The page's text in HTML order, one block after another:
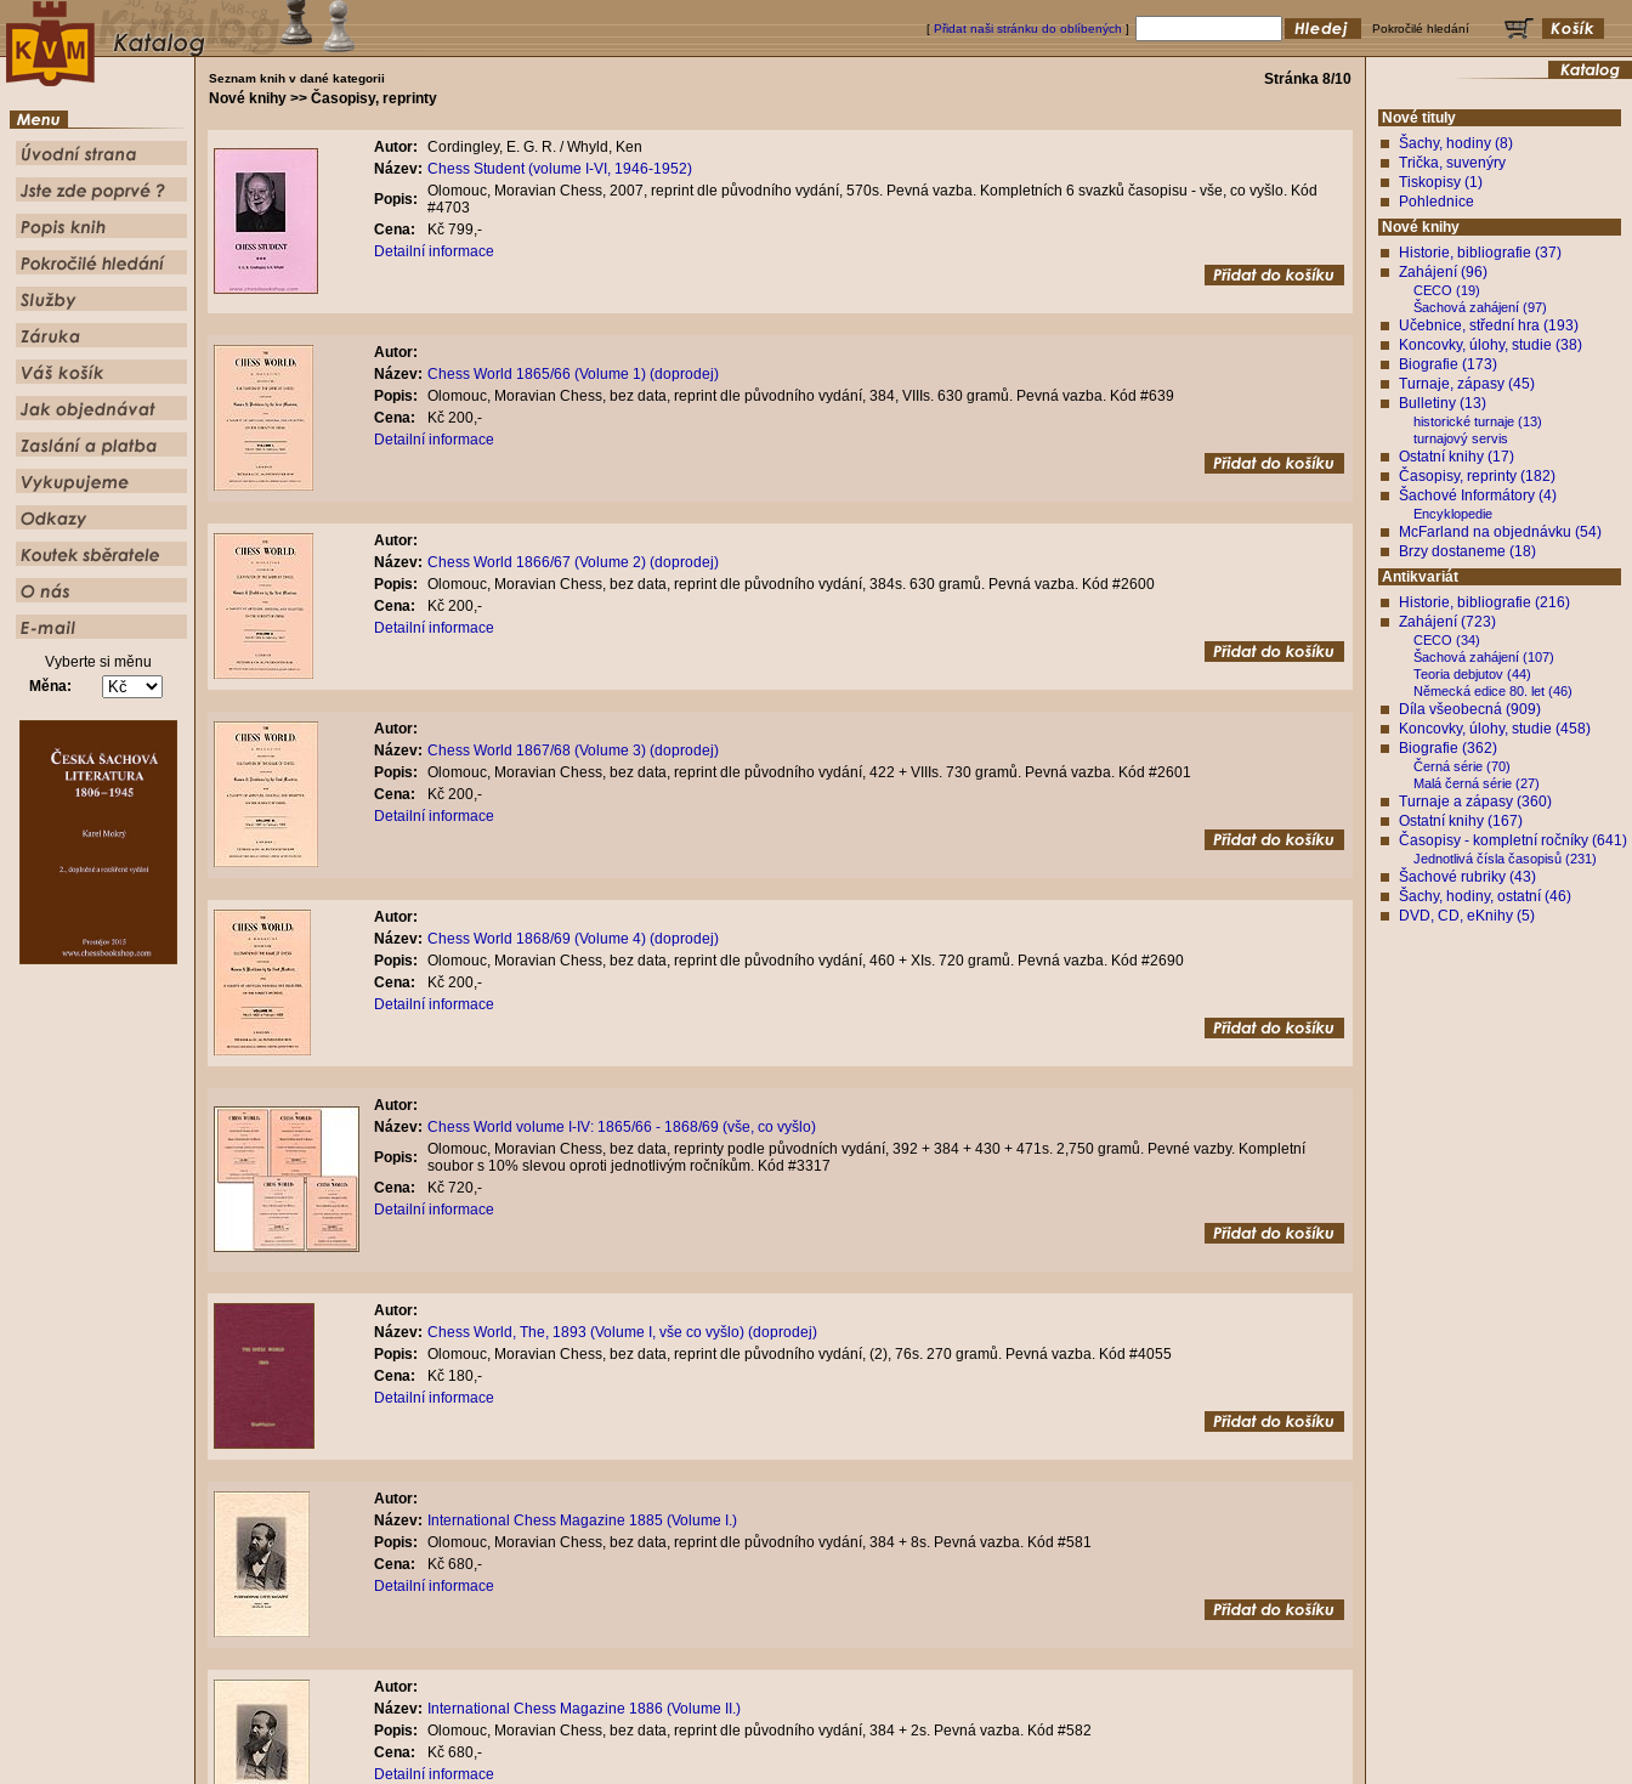
[ Přidat naši stránku do oblíbených ] Pokročilé hledání
Vyberte si měnu
Měna:
Seznam knih v dané kategorii
Stránka 8/10
Nové knihy >> Časopisy, reprinty
Autor:
Cordingley, E. G. R. / Whyld, Ken
Název: Chess Student (volume I-VI, 1946-1952)
Popis:
Olomouc, Moravian Chess, 2007, reprint dle původního vydání, 570s. Pevná vazba. Kompletních 6 svazků časopisu - vše, co vyšlo. Kód
#4703
Cena:
Kč 799,-
Detailní informace
Autor:
Název: Chess World 1865/66 (Volume 1) (doprodej)
Popis:
Olomouc, Moravian Chess, bez data, reprint dle původního vydání, 384, VIIIs. 630 gramů. Pevná vazba. Kód #639
Cena:
Kč 200,-
Detailní informace
Autor:
Název: Chess World 1866/67 (Volume 2) (doprodej)
Popis:
Olomouc, Moravian Chess, bez data, reprint dle původního vydání, 384s. 630 gramů. Pevná vazba. Kód #2600
Cena:
Kč 200,-
Detailní informace
Autor:
Název: Chess World 1867/68 (Volume 3) (doprodej)
Popis:
Olomouc, Moravian Chess, bez data, reprint dle původního vydání, 422 + VIIIs. 730 gramů. Pevná vazba. Kód #2601
Cena:
Kč 200,-
Detailní informace
Autor:
Název: Chess World 1868/69 (Volume 4) (doprodej)
Popis:
Olomouc, Moravian Chess, bez data, reprint dle původního vydání, 460 + XIs. 720 gramů. Pevná vazba. Kód #2690
Cena:
Kč 200,-
Detailní informace
Autor:
Název: Chess World volume I-IV: 1865/66 - 1868/69 (vše, co vyšlo)
Popis:
Olomouc, Moravian Chess, bez data, reprinty podle původních vydání, 392 + 384 + 430 + 471s. 2,750 gramů. Pevné vazby. Kompletní
soubor s 10% slevou oproti jednotlivým ročníkům. Kód #3317
Cena:
Kč 720,-
Detailní informace
Autor:
Název: Chess World, The, 1893 (Volume I, vše co vyšlo) (doprodej)
Popis:
Olomouc, Moravian Chess, bez data, reprint dle původního vydání, (2), 76s. 270 gramů. Pevná vazba. Kód #4055
Cena:
Kč 180,-
Detailní informace
Autor:
Název: International Chess Magazine 1885 (Volume I.)
Popis:
Olomouc, Moravian Chess, bez data, reprint dle původního vydání, 384 + 8s. Pevná vazba. Kód #581
Cena:
Kč 680,-
Detailní informace
Autor:
Název: International Chess Magazine 1886 (Volume II.)
Popis:
Olomouc, Moravian Chess, bez data, reprint dle původního vydání, 384 + 2s. Pevná vazba. Kód #582
Cena:
Kč 680,-
Detailní informace
Nové tituly
Šachy, hodiny (8)
Trička, suvenýry
Tiskopisy (1)
Pohlednice
Nové knihy
Historie, bibliografie (37)
Zahájení (96)
CECO (19)
Šachová zahájení (97)
Učebnice, střední hra (193)
Koncovky, úlohy, studie (38)
Biografie (173)
Turnaje, zápasy (45)
Bulletiny (13)
historické turnaje (13)
turnajový servis
Ostatní knihy (17)
Časopisy, reprinty (182)
Šachové Informátory (4)
Encyklopedie
McFarland na objednávku (54)
Brzy dostaneme (18)
Antikvariát
Historie, bibliografie (216)
Zahájení (723)
CECO (34)
Šachová zahájení (107)
Teoria debjutov (44)
Německá edice 80. let (46)
Díla všeobecná (909)
Koncovky, úlohy, studie (458)
Biografie (362)
Černá série (70)
Malá černá série (27)
Turnaje a zápasy (360)
Ostatní knihy (167)
Časopisy - kompletní ročníky (641)
Jednotlivá čísla časopisů (231)
Šachové rubriky (43)
Šachy, hodiny, ostatní (46)
DVD, CD, eKnihy (5)